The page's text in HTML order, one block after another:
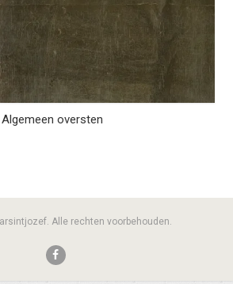
Algemeen oversten
Alle rechten voorbehouden.